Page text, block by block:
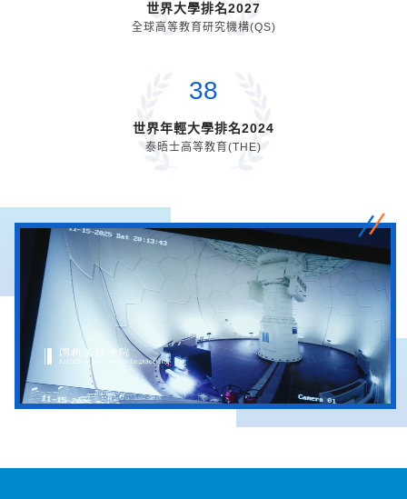
世界大學排名2027
全球高等教育研究機構(QS)
38
世界年輕大學排名2024
泰晤士高等教育(THE)